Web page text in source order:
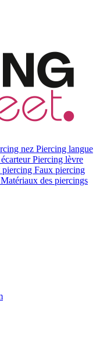
nez Piercing langue
Piercing lèvre
Faux piercing
Matériaux des piercings